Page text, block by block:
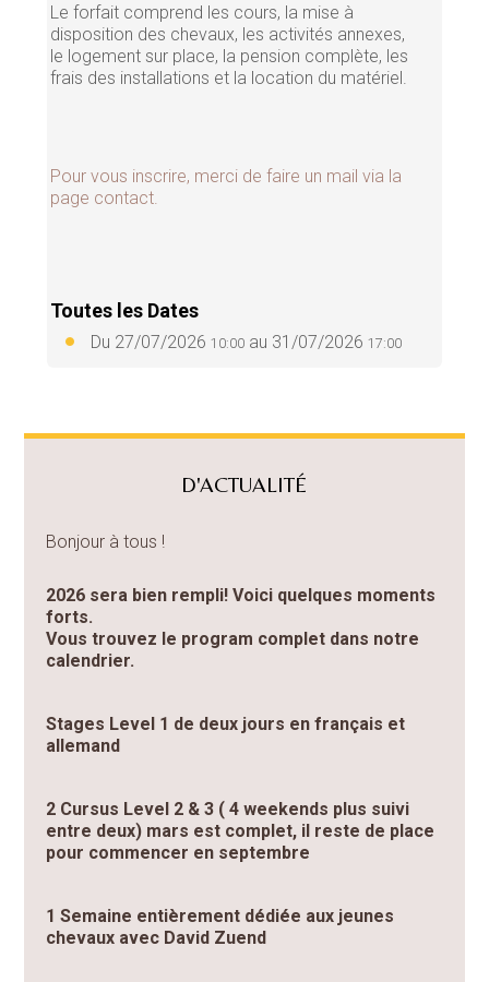
Le forfait comprend les cours, la mise à
disposition des chevaux, les activités annexes,
le logement sur place, la pension complète, les
frais des installations et la location du matériel.
Pour vous inscrire, merci de faire un mail via la
page contact.
Toutes les Dates
Du 27/07/2026 10:00 au 31/07/2026 17:00
D'ACTUALITÉ
Bonjour à tous !
2026 sera bien rempli! Voici quelques moments
forts.
Vous trouvez le program complet dans notre
calendrier.
Stages Level 1 de deux jours en français et
allemand
2 Cursus Level 2 & 3 ( 4 weekends plus suivi
entre deux) mars est complet, il reste de place
pour commencer en septembre
1 Semaine entièrement dédiée aux jeunes
chevaux avec David Zuend